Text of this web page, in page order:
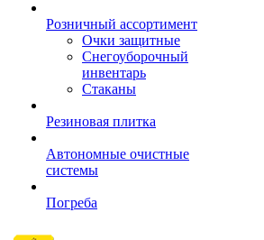
Розничный ассортимент
Очки защитные
Снегоуборочный
инвентарь
Стаканы
Резиновая плитка
Автономные очистные
системы
Погреба